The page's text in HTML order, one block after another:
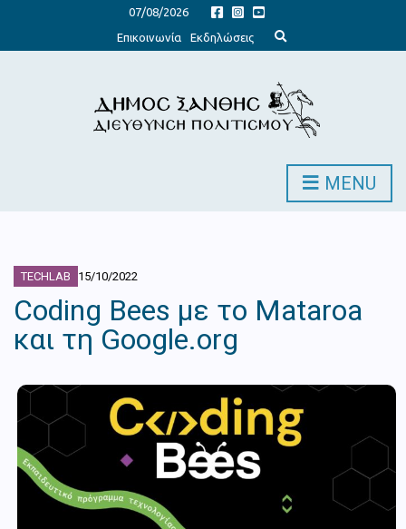
07/08/2026
Επικοινωνία
Εκδηλώσεις
x
d
s
e
c
o
MENU
TECHLAB 15/10/2022
Coding Bees με το Mataroa
και τη Google.org